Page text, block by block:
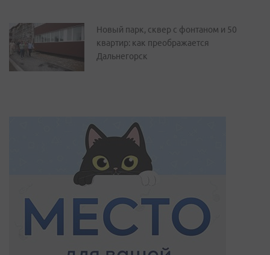
Новый парк, сквер с фонтаном и 50
квартир: как преображается
Дальнегорск